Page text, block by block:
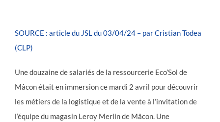
SOURCE : article du JSL du 03/04/24 – par Cristian Todea
(CLP)
Une douzaine de salariés de la ressourcerie Eco’Sol de
Mâcon était en immersion ce mardi 2 avril pour découvrir
les métiers de la logistique et de la vente à l’invitation de
l’équipe du magasin Leroy Merlin de Mâcon. Une